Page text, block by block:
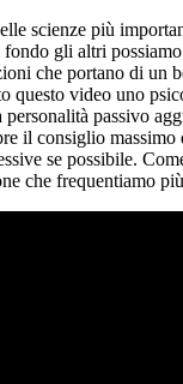
scienze più
gli altri
che portano di un
questo video uno
personalità passivo
il consiglio massimo
se possibile.
che frequentiamo